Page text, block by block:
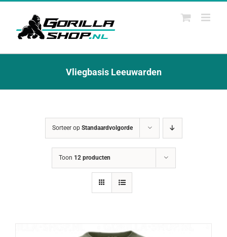
Ga
Vliegbasis Leeuwarden
Sorteer op Standaardvolgorde
Toon 12 producten